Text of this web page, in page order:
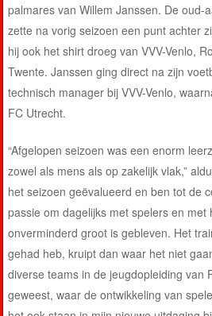
palmares van Willem Janssen. De oud-
zette na vorig seizoen een punt achter
hij ook het shirt droeg van VVV-Venlo,
Twente. Janssen ging direct na zijn
technisch manager bij VVV-Venlo,
FC Utrecht.
“Afgelopen seizoen was een enorm
zowel als mens als op zakelijk vlak,”
het seizoen geëvalueerd en ben tot de
passie om dagelijks met spelers en met
onverminderd groot is gebleven. Het
gehad heb, kruipt dan waar het niet
diverse teams in de jeugdopleiding van
geweest, waar de ontwikkeling van